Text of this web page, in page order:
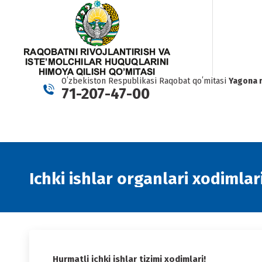
Oʻzbekiston Respublikasi Raqobat qoʻmitasi Yagona
71-207-47-00
Ichki ishlar organlari
Hurmatli ichki ishlar tizimi xodimlari!